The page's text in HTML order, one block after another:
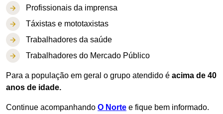
Profissionais da imprensa
Táxistas e mototaxistas
Trabalhadores da saúde
Trabalhadores do Mercado Público
Para a população em geral o grupo atendido é acima de 40
anos de idade.
Continue acompanhando O Norte e fique bem informado.